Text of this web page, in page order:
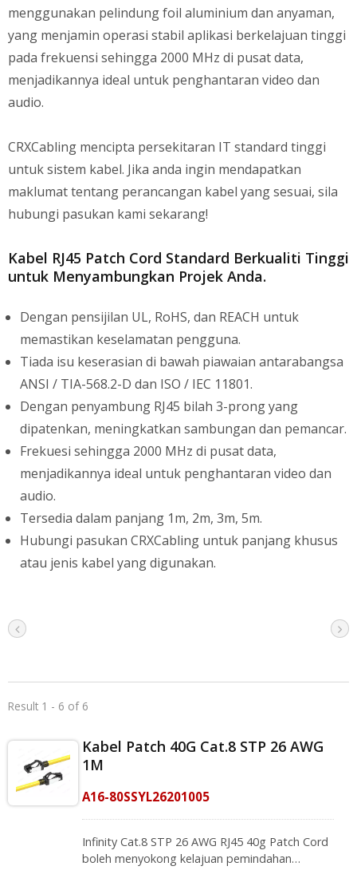
menggunakan pelindung foil aluminium dan anyaman,
yang menjamin operasi stabil aplikasi berkelajuan tinggi
pada frekuensi sehingga 2000 MHz di pusat data,
menjadikannya ideal untuk penghantaran video dan
audio.
CRXCabling mencipta persekitaran IT standard tinggi
untuk sistem kabel. Jika anda ingin mendapatkan
maklumat tentang perancangan kabel yang sesuai, sila
hubungi pasukan kami sekarang!
Kabel RJ45 Patch Cord Standard Berkualiti Tinggi
untuk Menyambungkan Projek Anda.
Dengan pensijilan UL, RoHS, dan REACH untuk
memastikan keselamatan pengguna.
Tiada isu keserasian di bawah piawaian antarabangsa
ANSI / TIA-568.2-D dan ISO / IEC 11801.
Dengan penyambung RJ45 bilah 3-prong yang
dipatenkan, meningkatkan sambungan dan pemancar.
Frekuesi sehingga 2000 MHz di pusat data,
menjadikannya ideal untuk penghantaran video dan
audio.
Tersedia dalam panjang 1m, 2m, 3m, 5m.
Hubungi pasukan CRXCabling untuk panjang khusus
atau jenis kabel yang digunakan.
Result 1 - 6 of 6
Kabel Patch 40G Cat.8 STP 26 AWG
1M
A16-80SSYL26201005
Infinity Cat.8 STP 26 AWG RJ45 40g Patch Cord
boleh menyokong kelajuan pemindahan